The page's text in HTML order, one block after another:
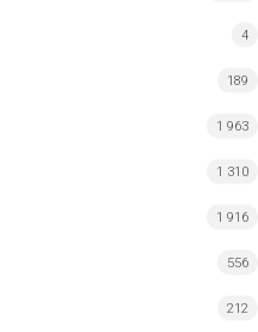
4
189
1 963
1 310
1 916
556
212